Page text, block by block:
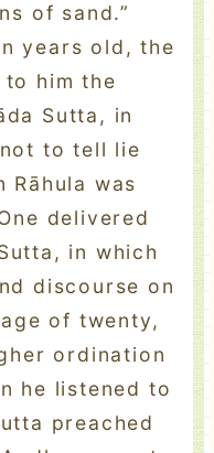
of sand.”
years old, the
to him the
Sutta, in
to tell lie
Rāhula was
delivered
in which
discourse on
of twenty,
ordination
he listened to
preached